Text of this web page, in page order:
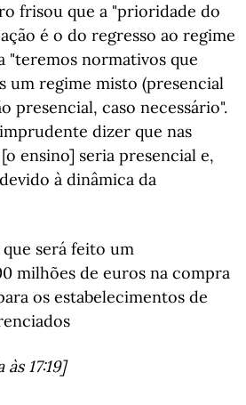
frisou que a "prioridade do
é o do regresso ao regime
"teremos normativos que
um regime misto (presencial
presencial, caso necessário".
dizer que nas
ensino] seria presencial e,
à dinâmica da
será feito um
milhões de euros na compra
os estabelecimentos de
17:19]